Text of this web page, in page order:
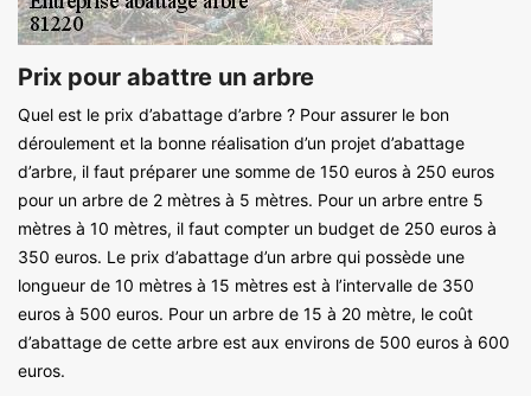
Prix pour abattre un arbre
Quel est le prix d’abattage d’arbre ? Pour assurer le bon
déroulement et la bonne réalisation d’un projet d’abattage
d’arbre, il faut préparer une somme de 150 euros à 250 euros
pour un arbre de 2 mètres à 5 mètres. Pour un arbre entre 5
mètres à 10 mètres, il faut compter un budget de 250 euros à
350 euros. Le prix d’abattage d’un arbre qui possède une
longueur de 10 mètres à 15 mètres est à l’intervalle de 350
euros à 500 euros. Pour un arbre de 15 à 20 mètre, le coût
d’abattage de cette arbre est aux environs de 500 euros à 600
euros.